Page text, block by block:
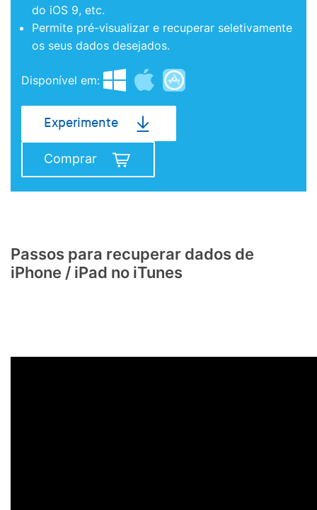
do iOS 9, etc.
Permite pré-visualizar e recuperar seletivamente
os seus dados desejados.
Disponível em:
Experimente
Comprar
Passos para recuperar dados de
iPhone / iPad no iTunes